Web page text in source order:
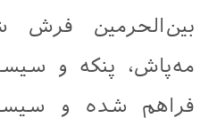
بین‌الحرمین فرش
مه‌پاش، پنکه و
فراهم شده و